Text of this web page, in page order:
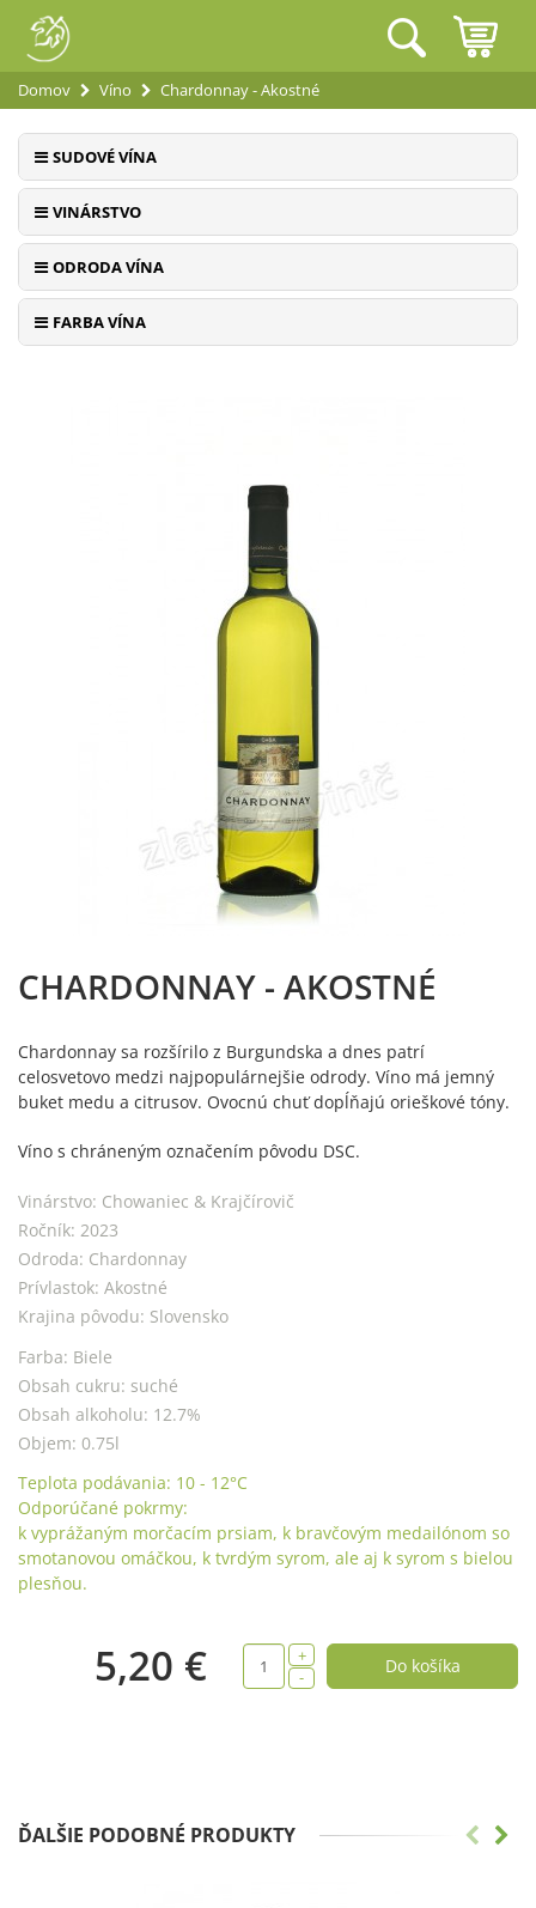
Domov Víno Chardonnay - Akostné
SUDOVÉ VÍNA
VINÁRSTVO
ODRODA VÍNA
FARBA VÍNA
CHARDONNAY - AKOSTNÉ
Chardonnay sa rozšírilo z Burgundska a dnes patrí
celosvetovo medzi najpopulárnejšie odrody. Víno má jemný
buket medu a citrusov. Ovocnú chuť dopĺňajú orieškové tóny.
Víno s chráneným označením pôvodu DSC.
Vinárstvo: Chowaniec & Krajčírovič
Ročník: 2023
Odroda: Chardonnay
Prívlastok: Akostné
Krajina pôvodu: Slovensko
Farba: Biele
Obsah cukru: suché
Obsah alkoholu: 12.7%
Objem: 0.75l
Teplota podávania: 10 - 12°C
Odporúčané pokrmy:
k vyprážaným morčacím prsiam, k bravčovým medailónom so
smotanovou omáčkou, k tvrdým syrom, ale aj k syrom s bielou
plesňou.
5,20 € -
+
ĎALŠIE PODOBNÉ PRODUKTY